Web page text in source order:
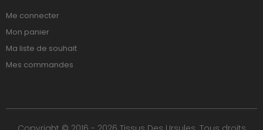
Me connecter
Mon panier
Ma liste de souhait
Mes commandes